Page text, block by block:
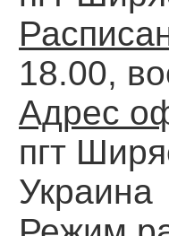
18.00,
Адрес
пгт
Украина